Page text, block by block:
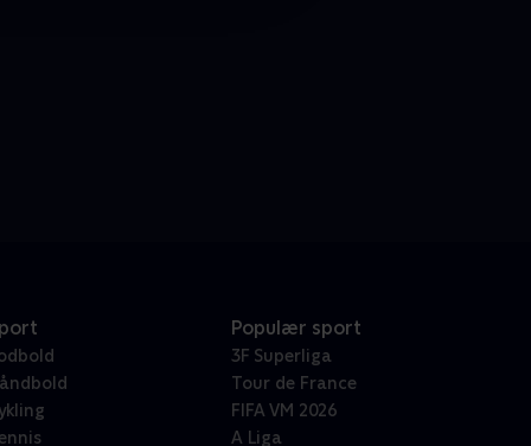
Populær sport
3F Superliga
Tour de France
FIFA VM 2026
A Liga